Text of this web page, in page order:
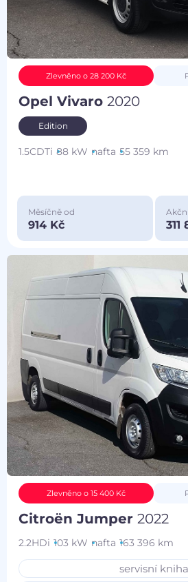
Zlevněno o 28 200 Kč
Opel Vivaro2020
Edition
1.5CDTi 88 kW nafta 55 359 km
Měsíčně od
914 Kč 311
Zlevněno o 15 400 Kč
Citroën Jumper2022
2.2HDi 103 kW nafta 163 396 km
servisní kniha